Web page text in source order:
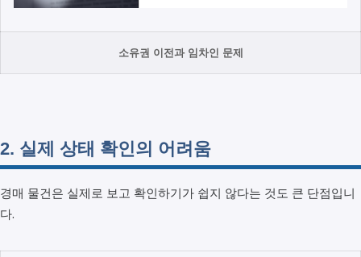
소유권 이전과 임차인 문제
2. 실제 상태 확인의 어려움
경매 물건은 실제로 보고 확인하기가 쉽지 않다는 것도 큰 단점입니
다.